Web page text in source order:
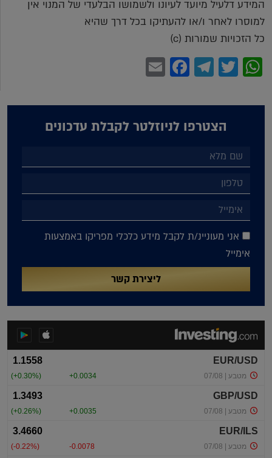
המידע דלעיל מיועד לעיונו ולשמושו הבלעדי של המנוי אין
למוסרו לאחר ו/או להעתיקו בכל דרך שהיא
כל הזכויות שמורות (c)
WhatsApp
Twitter
Telegram
Facebook
הצטרפו לניוזלטר לקבלת עדכונים
אני מעוניינ/ת לקבל מידע כלכלי מפריקו באמצעות
אימייל
ליצירת קשר